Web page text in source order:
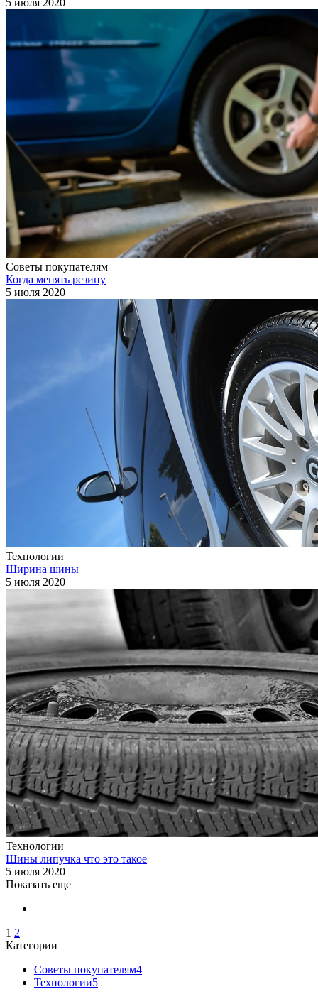
Советы покупателям
Когда менять резину
5 июля 2020
Технологии
Ширина шины
5 июля 2020
Технологии
Шины липучка что это такое
5 июля 2020
Показать еще
1 2
Категории
Советы покупателям4
Технологии5